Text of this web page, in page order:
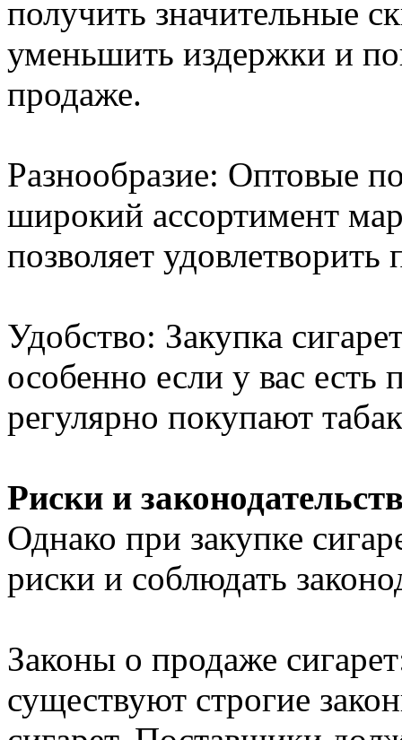
получить значительные
уменьшить издержки и
продаже.
Разнообразие: Оптовые
широкий ассортимент
позволяет
Удобство: Закупка
особенно если у вас
регулярно покупают
Риски и
Однако при закупке
риски и соблюдать
Законы о продаже
существуют строгие